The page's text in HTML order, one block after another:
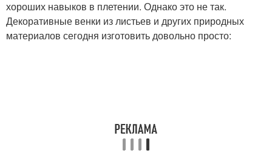
хороших навыков в плетении. Однако это не так.
Декоративные венки из листьев и других природных
материалов сегодня изготовить довольно просто: